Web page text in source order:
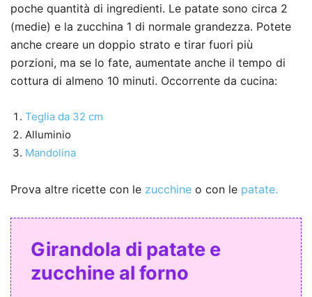
poche quantità di ingredienti. Le patate sono circa 2
(medie) e la zucchina 1 di normale grandezza. Potete
anche creare un doppio strato e tirar fuori più
porzioni, ma se lo fate, aumentate anche il tempo di
cottura di almeno 10 minuti. Occorrente da cucina:
Teglia da 32 cm
Alluminio
Mandolina
Prova altre ricette con le zucchine o con le patate.
Girandola di patate e
zucchine al forno